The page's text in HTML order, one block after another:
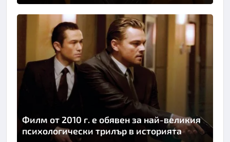
Филм от 2010 г. е обявен за най-великия
психологически трилър в историята